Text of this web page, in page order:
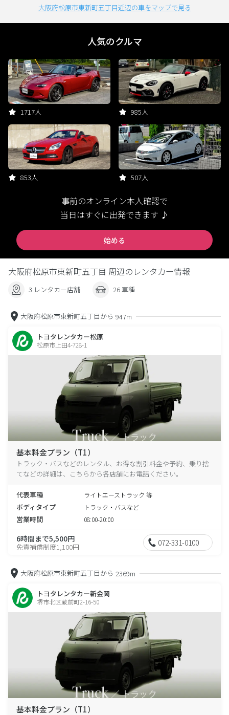
大阪府松原市東新町五丁目近辺の車をマップで見る
人気のクルマ
1717人 985人
853人 507人
事前のオンライン本人確認で
当日はすぐに出発できます ♪
始める
大阪府松原市東新町五丁目 周辺のレンタカー情報
3 レンタカー店舗 26 車種
大阪府松原市東新町五丁目から 947m
トヨタレンタカー松原
松原市上田4-728-1
基本料金プラン（T1）
トラック・バスなどのレンタル、お得な割引料金や予約、乗り捨
てなどの詳細は、こちらから各店舗にお電話ください。
代表車種 ライトエーストラック 等
ボディタイプ トラック・バスなど
営業時間 08:00-20:00
6時間まで5,500円
免責補償制度1,100円 072-331-0100
大阪府松原市東新町五丁目から 2369m
トヨタレンタカー新金岡
堺市北区蔵前町2-16-50
基本料金プラン（T1）